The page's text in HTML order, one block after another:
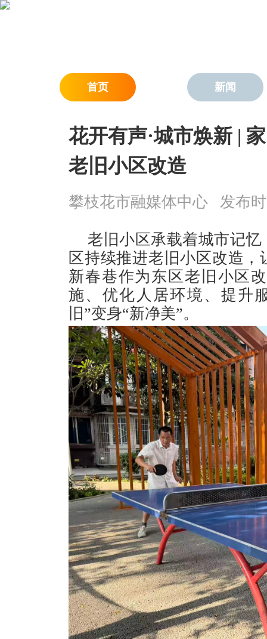
首页 新闻
花开有声·城市焕新 |
老旧小区改造
攀枝花市融媒体中心 发布
老旧小区承载着城市记
区持续推进老旧小区改造
新春巷作为东区老旧小区
施、优化人居环境、提升
旧”变身“新净美”。